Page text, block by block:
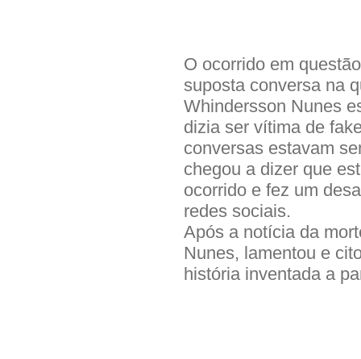
O ocorrido em
suposta conversa na
Whindersson Nunes
dizia ser vítima de
conversas estavam
chegou a dizer que
ocorrido e fez um
redes sociais.
Após a notícia da
Nunes, lamentou e
história inventada a